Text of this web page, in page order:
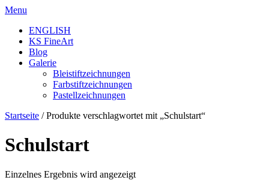
Skip
content
Menu
ENGLISH
KS FineArt
Blog
Galerie
Bleistiftzeichnungen
Farbstiftzeichnungen
Pastellzeichnungen
Startseite / Produkte verschlagwortet mit „Schulstart“
Schulstart
Einzelnes Ergebnis wird angezeigt